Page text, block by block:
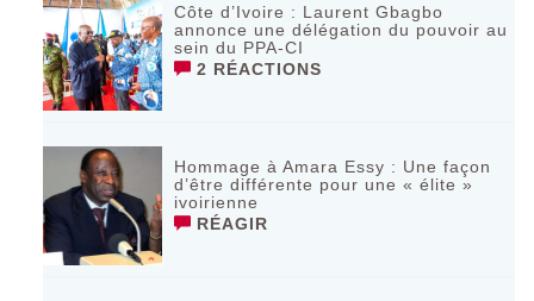
Côte d’Ivoire : Laurent Gbagbo
annonce une délégation du pouvoir au
sein du PPA-CI
2 RÉACTIONS
Hommage à Amara Essy : Une façon
d’être différente pour une « élite »
ivoirienne
RÉAGIR